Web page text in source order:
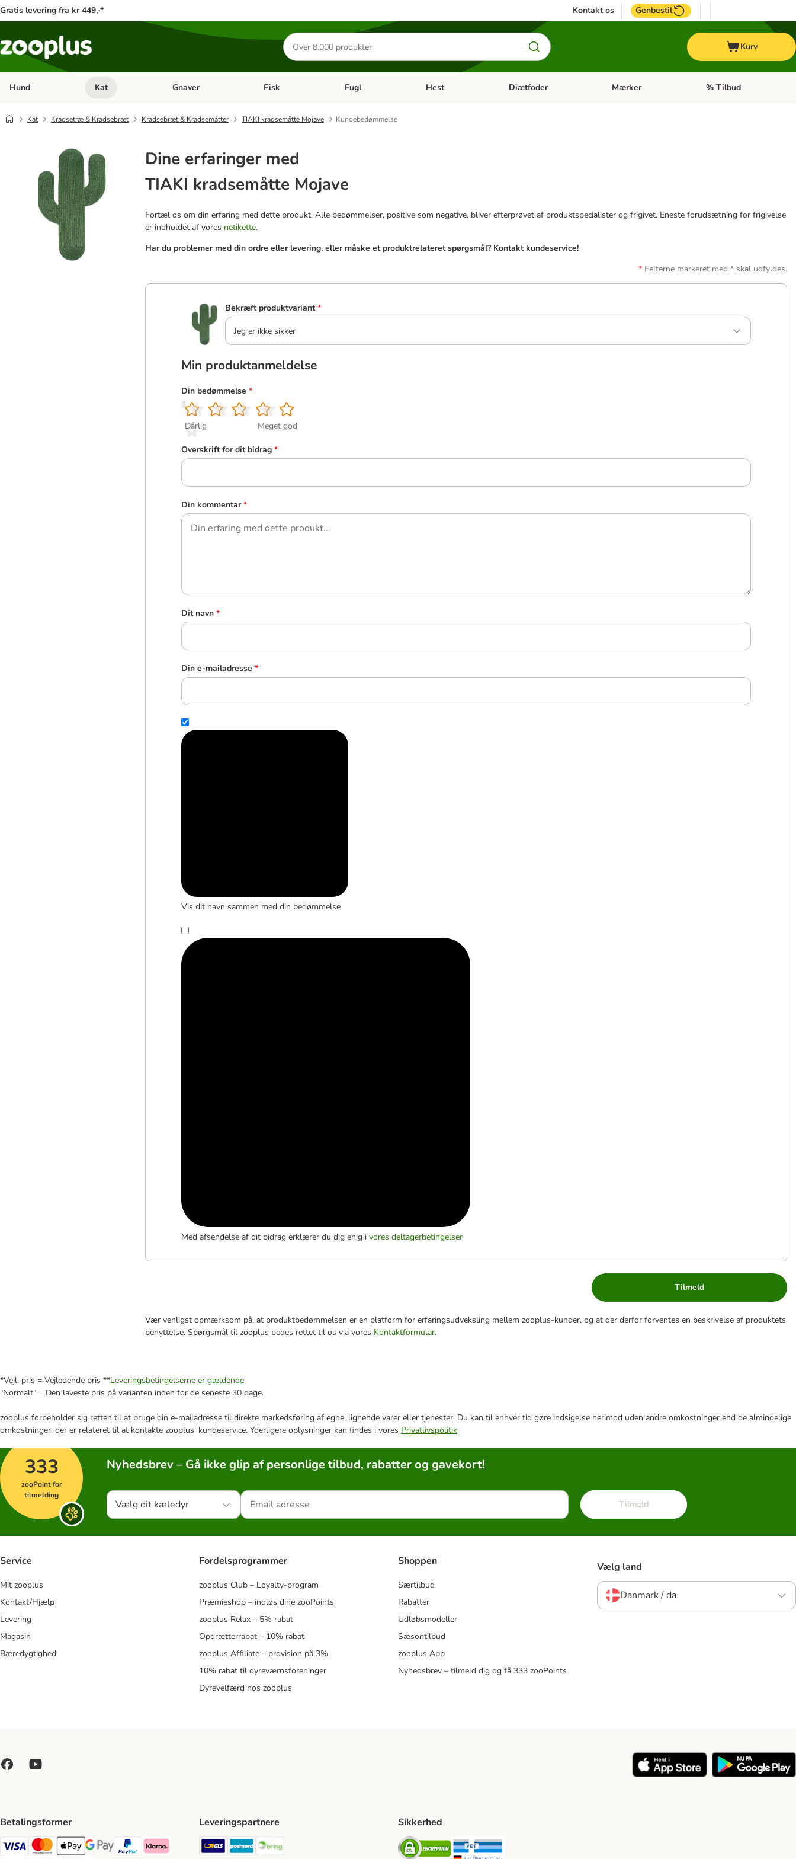
Gratis levering fra kr 449,-* Kontakt os Genbestil
Søg
efter
produkter
Kurv
Hund Åben kategori menu: Hund
Kat Åben kategori menu: Kat
Gnaver Åben kategori menu: Gnaver
Fisk Åben kategori menu: Fisk
Fugl Åben kategori menu: Fugl
Hest Åben kategori menu: Hest
Diætfoder Åben kategori menu: Diætfoder
Mærker Åben kategori menu:
% Tilbud
Kat Kradsetræ & Kradsebræt Kradsebræt & Kradsemåtter TIAKI kradsemåtte Mojave Kundebedømmelse
Dine erfaringer med
TIAKI kradsemåtte Mojave
Fortæl os om din erfaring med dette produkt. Alle bedømmelser, positive som negative, bliver efterprøvet af produktspecialister og frigivet. Eneste forudsætning for frigivelse
er indholdet af vores netikette.
Har du problemer med din ordre eller levering, eller måske et produktrelateret spørgsmål? Kontakt kundeservice!
Felterne markeret med * skal udfyldes.
Bekræft produktvariant *
Jeg er ikke sikker
Min produktanmeldelse
Din bedømmelse *
1
Dårlig
2
3
4
5
Meget god
Overskrift for dit bidrag *
Din kommentar *
Dit navn *
Din e-mailadresse *
Vis dit navn sammen med din bedømmelse
Med afsendelse af dit bidrag erklærer du dig enig i vores deltagerbetingelser
Tilmeld
Vær venligst opmærksom på, at produktbedømmelsen er en platform for erfaringsudveksling mellem zooplus-kunder, og at der derfor forventes en beskrivelse af produktets
benyttelse. Spørgsmål til zooplus bedes rettet til os via vores Kontaktformular.
*Vejl. pris = Vejledende pris **Leveringsbetingelserne er gældende
"Normalt" = Den laveste pris på varianten inden for de seneste 30 dage.
zooplus forbeholder sig retten til at bruge din e-mailadresse til direkte markedsføring af egne, lignende varer eller tjenester. Du kan til enhver tid gøre indsigelse herimod uden andre omkostninger end de almindelige
omkostninger, der er relateret til at kontakte zooplus' kundeservice. Yderligere oplysninger kan findes i vores Privatlivspolitik
333
zooPoint for
tilmelding
Nyhedsbrev – Gå ikke glip af personlige tilbud, rabatter og gavekort!
Vælg dit kæledyr Tilmeld
Service
Mit zooplus
Kontakt/Hjælp
Levering
Magasin
Bæredygtighed
Fordelsprogrammer
zooplus Club – Loyalty-program
Præmieshop – indløs dine zooPoints
zooplus Relax – 5% rabat
Opdrætterrabat – 10% rabat
zooplus Affiliate – provision på 3%
10% rabat til dyreværnsforeninger
Dyrevelfærd hos zooplus
Shoppen
Særtilbud
Rabatter
Udløbsmodeller
Sæsontilbud
zooplus App
Nyhedsbrev – tilmeld dig og få 333 zooPoints
Vælg land
Danmark / da
Betalingsformer
VISA Payment Method
Mastercard Payment Method
Apply pay Payment Method
Google Pay Payment Method
paypal Payment Method
Klarna Payment Method
Leveringspartnere
GLS Shipping Method
Postnord Shipping Method
Sikkerhed
Security